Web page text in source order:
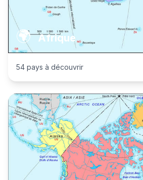
🌍 Afrique
54 pays à découvrir